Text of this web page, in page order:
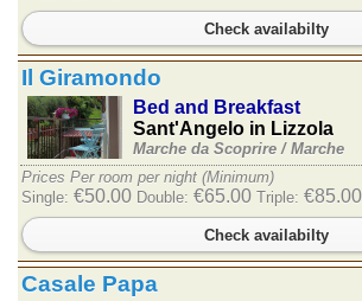
Check availabilty
Il Giramondo
Bed and Breakfast
Sant'Angelo in Lizzola
Marche da Scoprire / Marche
Prices Per room per night (Minimum)
Single: €50.00 Double: €65.00 Triple: €85.00
Check availabilty
Casale Papa